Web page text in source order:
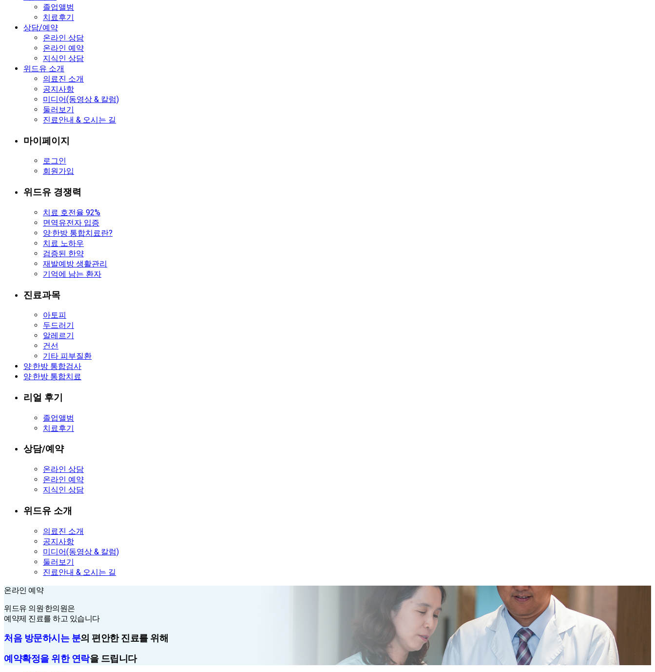
졸업앨범
치료후기
상담/예약
온라인 상담
온라인 예약
지식인 상담
위드유 소개
의료진 소개
공지사항
미디어(동영상 & 칼럼)
둘러보기
진료안내 & 오시는 길
마이페이지
로그인
회원가입
위드유 경쟁력
치료 호전율 92%
면역유전자 입증
양·한방 통합치료란?
치료 노하우
검증된 한약
재발예방 생활관리
기억에 남는 환자
진료과목
아토피
두드러기
알레르기
건선
기타 피부질환
양·한방 통합검사
양·한방 통합치료
리얼 후기
졸업앨범
치료후기
상담/예약
온라인 상담
온라인 예약
지식인 상담
위드유 소개
의료진 소개
공지사항
미디어(동영상 & 칼럼)
둘러보기
진료안내 & 오시는 길
온라인 예약
온라인 예약
위드유 의원·한의원은
예약제 진료를 하고 있습니다
처음 방문하시는 분의 편안한 진료를 위해
예약확정을 위한 연락을 드립니다